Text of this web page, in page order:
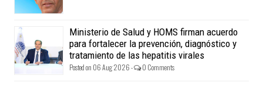
Ministerio de Salud y HOMS firman acuerdo
para fortalecer la prevención, diagnóstico y
tratamiento de las hepatitis virales
Posted on 06 Aug 2026 - 0 Comments